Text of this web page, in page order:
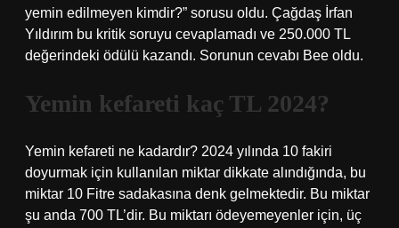
yemin edilmeyen kimdir?” sorusu oldu. Çağdaş İrfan
Yıldırım bu kritik soruyu cevaplamadı ve 250.000 TL
değerindeki ödülü kazandı. Sorunun cevabı Bee oldu.
Yemin kefareti kaç TL 2024?
Yemin kefareti ne kadardır? 2024 yılında 10 fakiri
doyurmak için kullanılan miktar dikkate alındığında, bu
miktar 10 Fitre sadakasına denk gelmektedir. Bu miktar
şu anda 700 TL’dir. Bu miktarı ödeyemeyenler için, üç